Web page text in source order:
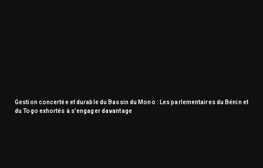
Gestion concertée et durable du Bassin du Mono : Les parlementaires du Bénin et
du Togo exhortés à s’engager davantage